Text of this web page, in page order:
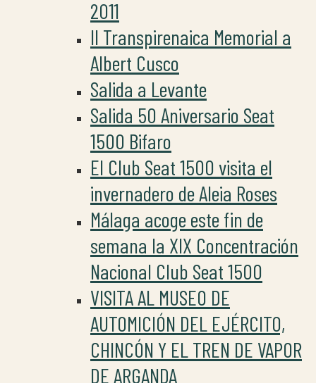
2011
II Transpirenaica Memorial a
Albert Cusco
Salida a Levante
Salida 50 Aniversario Seat
1500 Bifaro
El Club Seat 1500 visita el
invernadero de Aleia Roses
Málaga acoge este fin de
semana la XIX Concentración
Nacional Club Seat 1500
VISITA AL MUSEO DE
AUTOMICIÓN DEL EJÉRCITO,
CHINCÓN Y EL TREN DE VAPOR
DE ARGANDA